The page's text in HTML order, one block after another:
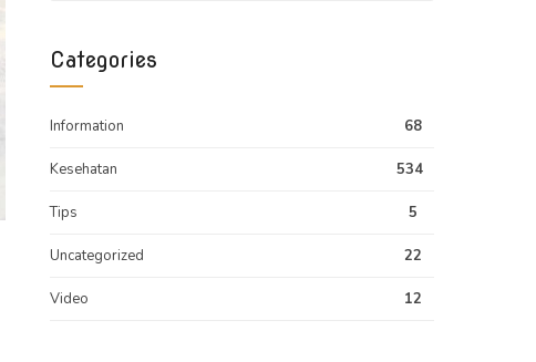
Categories
Information 68
Kesehatan 534
Tips 5
Uncategorized 22
Video 12